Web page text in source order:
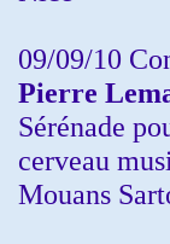
09/09/10
Pierre
Sérénade
cerveau
Mouans